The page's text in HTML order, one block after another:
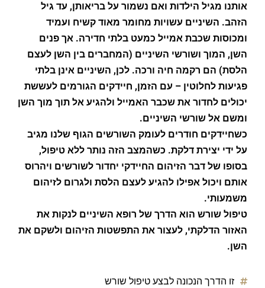
אותנו מגיל הילדות ואם נשמור על בריאותן, עד גיל
הזהב. השיניים עשויות מחומר מאוד קשיח ועמיד
ומכוסות שכבת אמייל כמעט בלתי חדירה. אך פנים
השן, המוך ושורשי השיניים (המחברים בין השן לעצם
הלסת) הם רקמה חיה ורכה. לכן, השיניים אינן בלתי
פגיעות לחלוטין – עם הזמן, חיידקים הגורמים לעששת
יכולים לחדור את שכבר האמייל ולהגיע אל תוך מוך השן
ומשם אל שורשי השיניים.
כשחיידקים חודרים לעומק השורשים הגוף שלנו מגיב
על ידי יצירת דלקת. כשהמצב הזה נותר ללא טיפול,
בסופו של דבר הזיהום החיידקי יחדור לשורשים ויהרוס
אותם ויכול אפילו להגיע לעצם הלסת ולגרום לזיהום
משמעותי.
טיפול שורש הוא הדרך של רופא השיניים לנקות את
האזור הדלקתי, לעצור את התפשטות הזיהום ולשקם את
השן.
זו הדרך הנכונה לבצע טיפול שורש